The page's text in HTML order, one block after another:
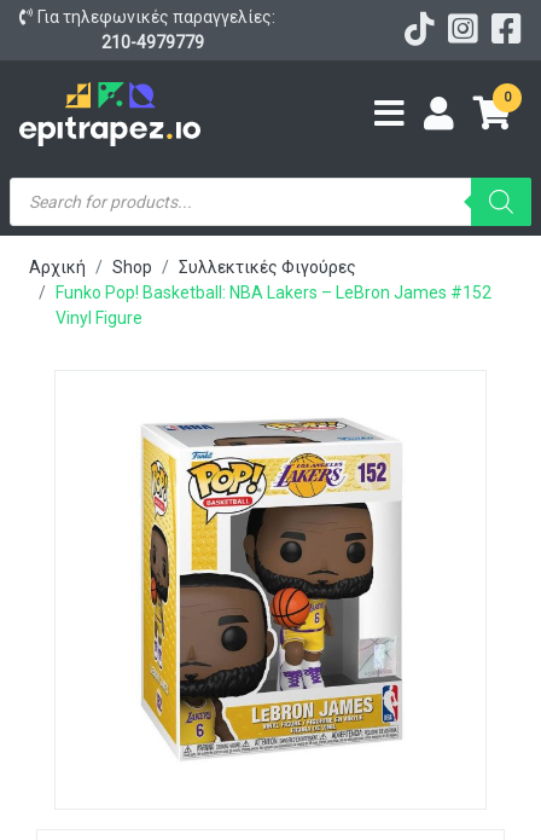
Για τηλεφωνικές παραγγελίες:
210-4979779
0
Products
search
Αρχική Shop
Συλλεκτικές Φιγούρες
Funko Pop! Basketball: NBA Lakers – LeBron James #152
Vinyl Figure